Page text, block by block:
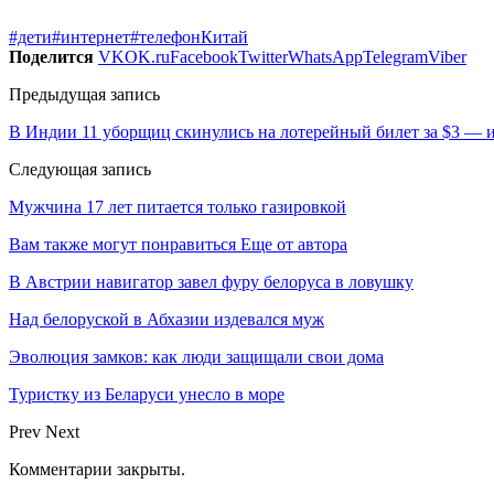
#дети#интернет#телефонКитай
Поделится VKOK.ruFacebookTwitterWhatsAppTelegramViber
Предыдущая запись
В Индии 11 уборщиц скинулись на лотерейный билет за $3 —
Следующая запись
Мужчина 17 лет питается только газировкой
Вам также могут понравиться Еще от автора
В Австрии навигатор завел фуру белоруса в ловушку
Над белоруской в Абхазии издевался муж
Эволюция замков: как люди защищали свои дома
Туристку из Беларуси унесло в море
Prev Next
Комментарии закрыты.